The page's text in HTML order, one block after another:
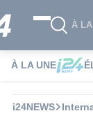
À
À LA UNE
i24NEWS